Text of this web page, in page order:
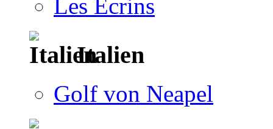
Les Ecrins
Italien
Golf von Neapel